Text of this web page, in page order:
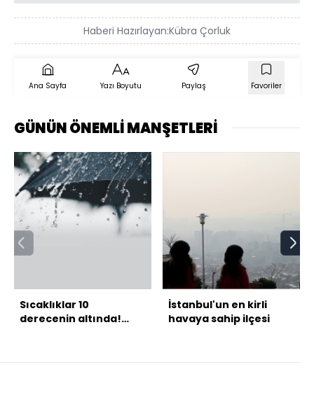
Haberi Hazırlayan:Kübra Çorluk
Ana Sayfa Yazı Boyutu Paylaş Favoriler
GÜNÜN ÖNEMLİ MANŞETLERİ
Sıcaklıklar 10
derecenin altında!
İstanbul'un en kirli
havaya sahip ilçesi